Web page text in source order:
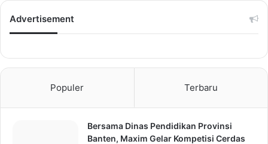
Advertisement
Populer Terbaru
Bersama Dinas Pendidikan Provinsi
Banten, Maxim Gelar Kompetisi Cerdas